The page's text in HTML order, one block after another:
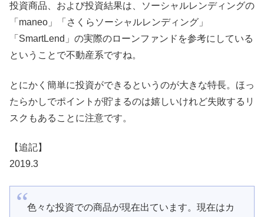
投資商品、および投資結果は、ソーシャルレンディングの
「maneo」「さくらソーシャルレンディング」
「SmartLend」の実際のローンファンドを参考にしている
ということで不動産系ですね。
とにかく簡単に投資ができるというのが大きな特長。ほっ
たらかしでポイントが貯まるのは嬉しいけれど失敗するリ
スクもあることに注意です。
【追記】
2019.3
色々な投資での商品が現在出ています。現在はカ